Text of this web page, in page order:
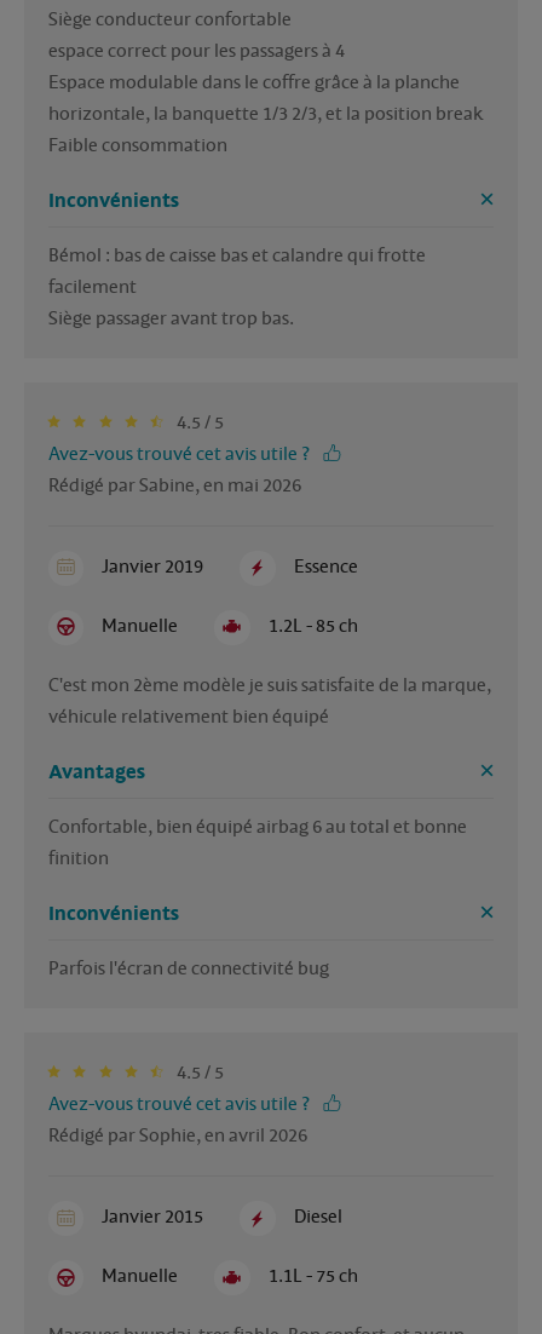
Siège conducteur confortable
espace correct pour les passagers à 4
Espace modulable dans le coffre grâce à la planche
horizontale, la banquette 1/3 2/3, et la position break
Inconvénients
Bémol : bas de caisse bas et calandre qui frotte
facilement
Siège passager avant trop bas.
4.5 / 5
Avez-vous trouvé cet avis utile ?
Rédigé par Sabine, en mai 2026
Janvier 2019 Essence
Manuelle 1.2L - 85 ch
C'est mon 2ème modèle je suis satisfaite de la marque,
véhicule relativement bien équipé
Avantages
Confortable, bien équipé airbag 6 au total et bonne
finition
Inconvénients
Parfois l'écran de connectivité bug
4.5 / 5
Avez-vous trouvé cet avis utile ?
Rédigé par Sophie, en avril 2026
Janvier 2015 Diesel
Manuelle 1.1L - 75 ch